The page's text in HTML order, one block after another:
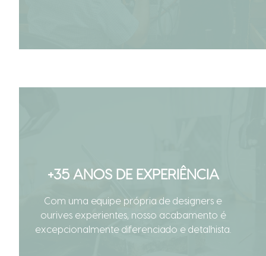
+35 ANOS DE EXPERIÊNCIA
Com uma equipe própria de designers e
ourives experientes, nosso acabamento é
excepcionalmente diferenciado e detalhista.